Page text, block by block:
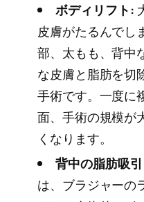
ボディリフト:
皮膚がたるんでし
部、太もも、背中
な皮膚と脂肪を切
手術です。一度に
面、手術の規模が
くなります。
背中の脂肪吸
は、ブラジャーの